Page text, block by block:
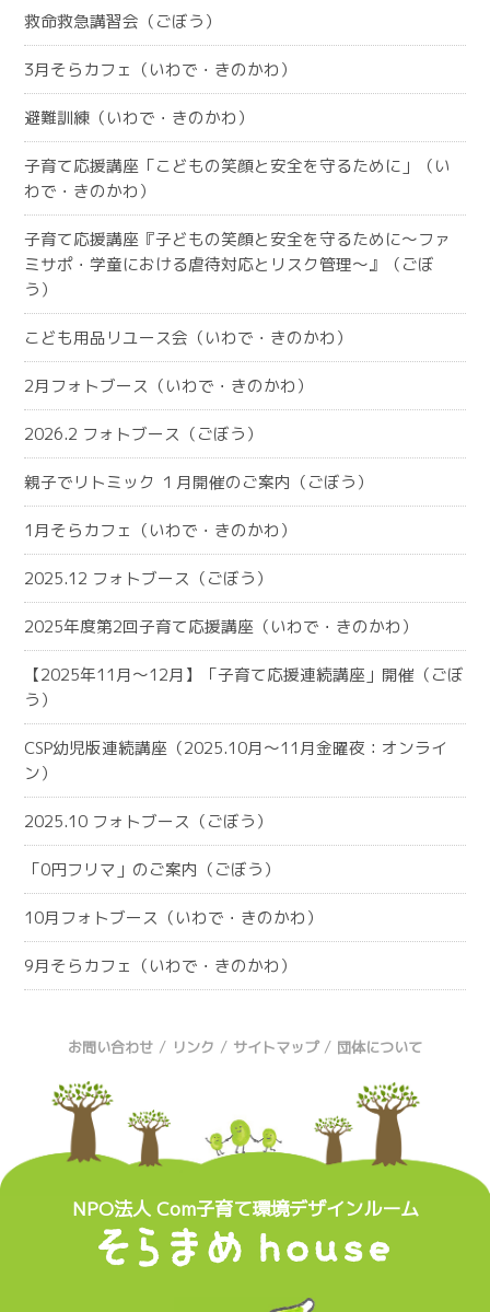
救命救急講習会（ごぼう）
3月そらカフェ（いわで・きのかわ）
避難訓練（いわで・きのかわ）
子育て応援講座「こどもの笑顔と安全を守るために」（い
わで・きのかわ）
子育て応援講座『子どもの笑顔と安全を守るために～ファ
ミサポ・学童における虐待対応とリスク管理～』（ごぼ
う）
こども用品リユース会（いわで・きのかわ）
2月フォトブース（いわで・きのかわ）
2026.2 フォトブース（ごぼう）
親子でリトミック １月開催のご案内（ごぼう）
1月そらカフェ（いわで・きのかわ）
2025.12 フォトブース（ごぼう）
2025年度第2回子育て応援講座（いわで・きのかわ）
【2025年11月～12月】「子育て応援連続講座」開催（ごぼ
う）
CSP幼児版連続講座（2025.10月～11月金曜夜：オンライ
ン）
2025.10 フォトブース（ごぼう）
「0円フリマ」のご案内（ごぼう）
10月フォトブース（いわで・きのかわ）
9月そらカフェ（いわで・きのかわ）
お問い合わせ / リンク / サイトマップ / 団体について
NPO法人 Com子育て環境デザインルーム